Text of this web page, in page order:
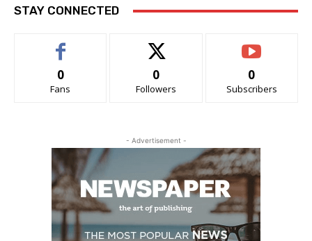
STAY CONNECTED
0
Fans
0
Followers
0
Subscribers
- Advertisement -